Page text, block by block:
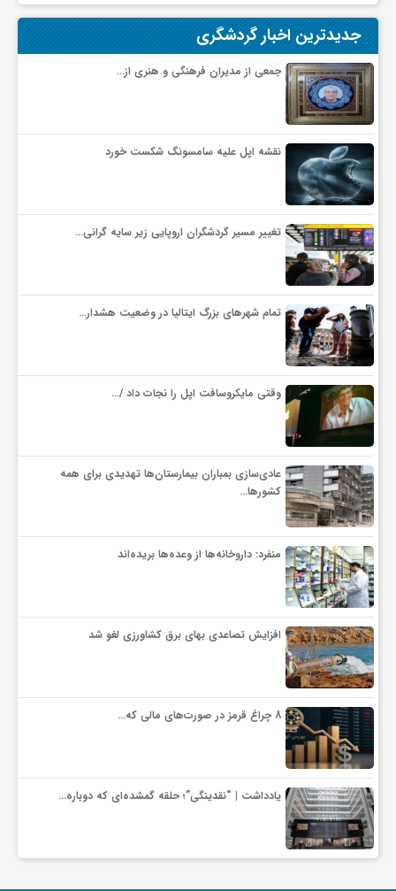
گ
ب
جدیدترین اخبار گردشگری
جمعی از مدیران فرهنگی و هنری از…
نقشه اپل علیه سامسونگ شکست خورد
تغییر مسیر گردشگران اروپایی زیر سایه گرانی…
تمام شهرهای بزرگ ایتالیا در وضعیت هشدار…
وقتی مایکروسافت اپل را نجات داد /…
عادی‌سازی بمباران بیمارستان‌ها تهدیدی برای همه
کشورها…
منفرد: داروخانه‌ها از وعده‌ها بریده‌اند
افزایش تصاعدی بهای برق کشاورزی لغو شد
8 چراغ قرمز در صورت‌های مالی که…
یادداشت | “نقدینگی”؛ حلقه گمشده‌ای که دوباره…